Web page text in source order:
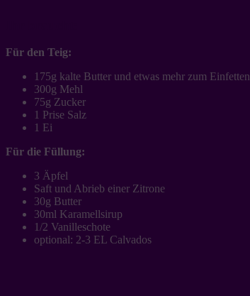
Für den Teig:
175g kalte Butter und etwas mehr zum Einfetten
300g Mehl
75g Zucker
1 Prise Salz
1 Ei
Für die Füllung:
3 Äpfel
Saft und Abrieb einer Zitrone
30g Butter
30ml Karamellsirup
1/2 Vanilleschote
optional: 2-3 EL Calvados